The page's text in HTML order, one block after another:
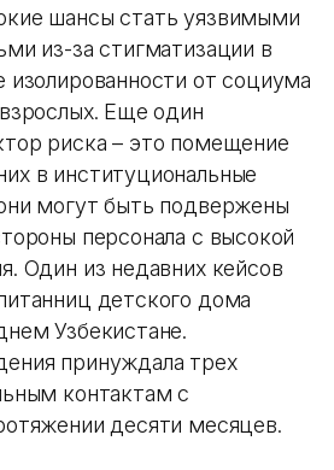
шансы стать уязвимыми
из-за стигматизации в
от социума
Еще один
риска – это помещение
в институциональные
могут быть подвержены
персонала с высокой
Один из недавних кейсов
детского дома
Узбекистане.
принуждала трех
контактам с
десяти месяцев.